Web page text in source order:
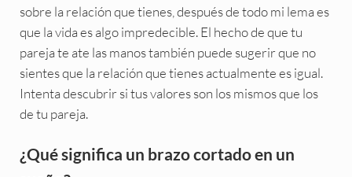
sobre la relación que tienes, después de todo mi lema es
que la vida es algo impredecible. El hecho de que tu
pareja te ate las manos también puede sugerir que no
sientes que la relación que tienes actualmente es igual.
Intenta descubrir si tus valores son los mismos que los
de tu pareja.
¿Qué significa un brazo cortado en un